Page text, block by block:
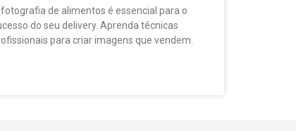
de alimentos é essencial para o
do seu delivery. Aprenda técnicas
para criar imagens que vendem.